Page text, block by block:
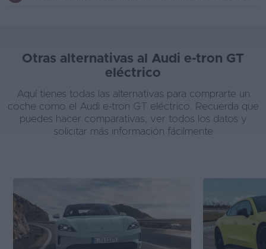
Otras alternativas al Audi e-tron GT
eléctrico
Aquí tienes todas las alternativas para comprarte un
coche como el Audi e-tron GT eléctrico. Recuerda que
puedes hacer comparativas, ver todos los datos y
solicitar más información fácilmente